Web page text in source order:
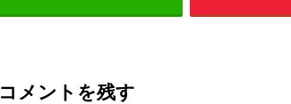
コメントを残す